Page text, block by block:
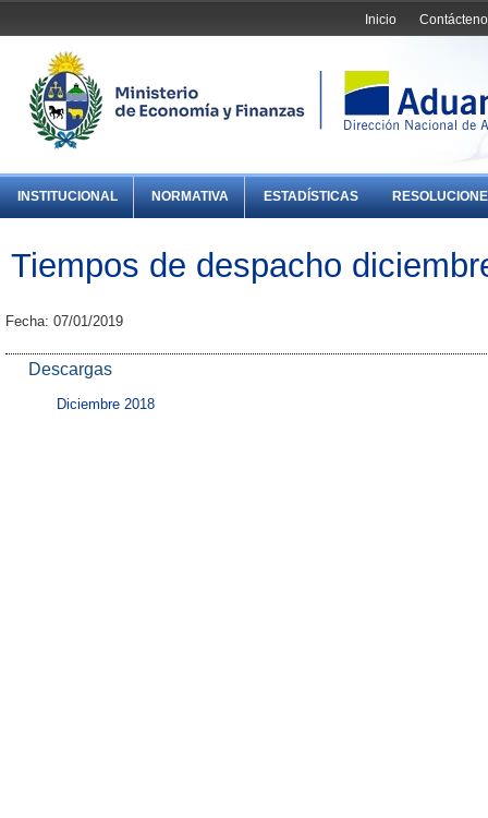
Inicio
INSTITUCIONAL NORMATIVA ESTADÍSTICAS
Tiempos de despacho
Fecha: 07/01/2019
Descargas
Diciembre 2018